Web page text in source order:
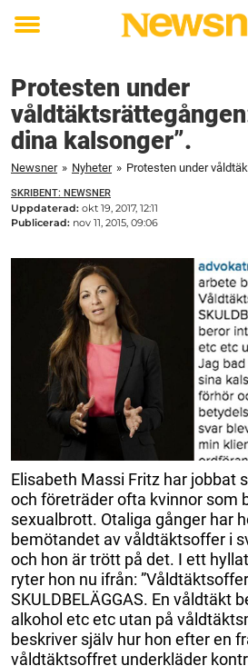
Toggle
Protesten under
dina kalsonger”.
Newsner » Nyheter »
SKRIBENT: NEWSNER
Uppdaterad: okt 19, 2017, 12:11
Publicerad: nov 11, 2015, 09:06
Elisabeth Massi Fritz har jobbat
och företräder ofta kvinnor som
sexualbrott. Otaliga gånger har
bemötandet av våldtäktsoffer i
och hon är trött på det. I ett
ryter hon nu ifrån:
SKULDBELÄGGAS. En våldtäkt
alkohol etc etc utan på
beskriver själv hur hon efter en
våldtäktsoffret underkläder